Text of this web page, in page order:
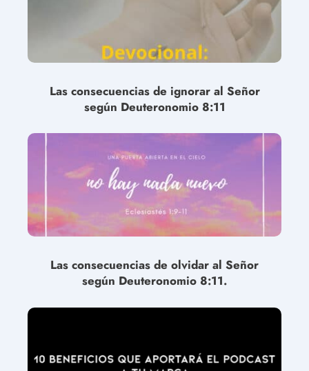
Las consecuencias de ignorar al Señor
según Deuteronomio 8:11
Las consecuencias de olvidar al Señor
según Deuteronomio 8:11.